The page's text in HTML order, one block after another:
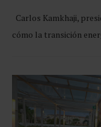
Carlos Kamkhaji,
cómo la transición